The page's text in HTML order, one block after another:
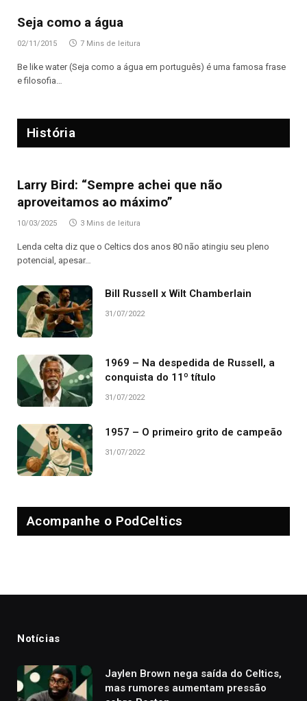
Seja como a água
02/11/2015 7 Mins de leitura
Be like water (Seja como a água em português) é uma famosa frase
e filosofia…
História
Larry Bird: “Sempre achei que não
aproveitamos ao máximo”
10/03/2025 3 Mins de leitura
Lenda celta diz que o Celtics dos anos 80 não atingiu seu pleno
potencial, apesar…
Bill Russell x Wilt Chamberlain
31/07/2022
1969 – Na despedida de Russell, a
conquista do 11º título
31/07/2022
1957 – O primeiro grito de campeão
31/07/2022
Acompanhe o PodCeltics
Notícias
Jaylen Brown nega saída do Celtics,
mas rumores aumentam pressão